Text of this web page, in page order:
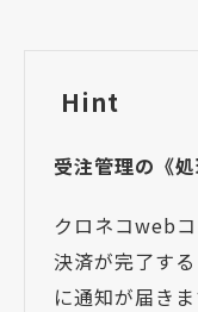
Hint
受注管理の《
クロネコweb
決済が完了す
に通知が届き